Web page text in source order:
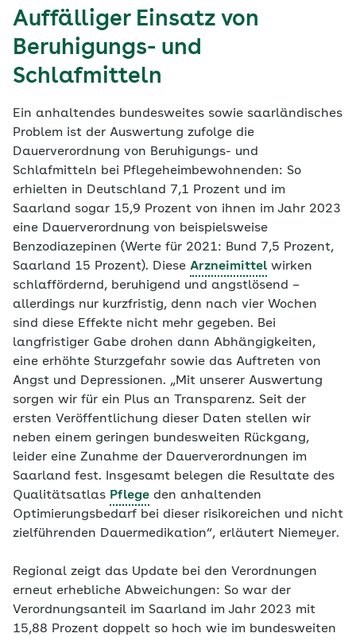
Auffälliger Einsatz von
Beruhigungs- und
Schlafmitteln
Ein anhaltendes bundesweites sowie saarländisches
Problem ist der Auswertung zufolge die
Dauerverordnung von Beruhigungs- und
Schlafmitteln bei Pflegeheimbewohnenden: So
erhielten in Deutschland 7,1 Prozent und im
Saarland sogar 15,9 Prozent von ihnen im Jahr 2023
eine Dauerverordnung von beispielsweise
Benzodiazepinen (Werte für 2021: Bund 7,5 Prozent,
Saarland 15 Prozent). Diese Arzneimittel wirken
schlaffördernd, beruhigend und angstlösend –
allerdings nur kurzfristig, denn nach vier Wochen
sind diese Effekte nicht mehr gegeben. Bei
langfristiger Gabe drohen dann Abhängigkeiten,
eine erhöhte Sturzgefahr sowie das Auftreten von
Angst und Depressionen. „Mit unserer Auswertung
sorgen wir für ein Plus an Transparenz. Seit der
ersten Veröffentlichung dieser Daten stellen wir
neben einem geringen bundesweiten Rückgang,
leider eine Zunahme der Dauerverordnungen im
Saarland fest. Insgesamt belegen die Resultate des
Qualitätsatlas Pflege den anhaltenden
Optimierungsbedarf bei dieser risikoreichen und nicht
zielführenden Dauermedikation“, erläutert Niemeyer.
Regional zeigt das Update bei den Verordnungen
erneut erhebliche Abweichungen: So war der
Verordnungsanteil im Saarland im Jahr 2023 mit
15,88 Prozent doppelt so hoch wie im bundesweiten